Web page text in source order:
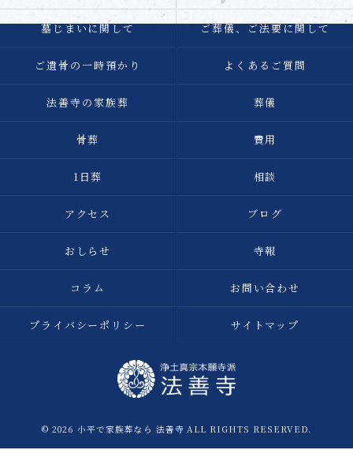
墓じまいに関して ご葬儀、ご法要に関して
ご遺骨の一時預かり よくあるご質問
法善寺の家族葬 葬儀
骨葬 費用
1日葬 相談
アクセス ブログ
おしらせ 寺報
コラム お問い合わせ
プライバシーポリシー サイトマップ
© 2026 小平で家族葬なら 法善寺 ALL RIGHTS RESERVED.